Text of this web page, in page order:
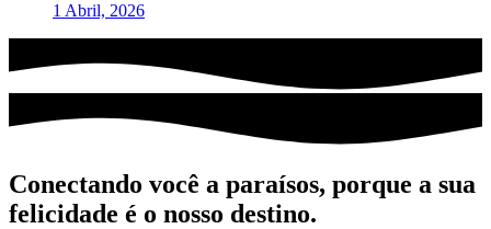
1 Abril, 2026
Conectando você a paraísos, porque a sua
felicidade é o nosso destino.